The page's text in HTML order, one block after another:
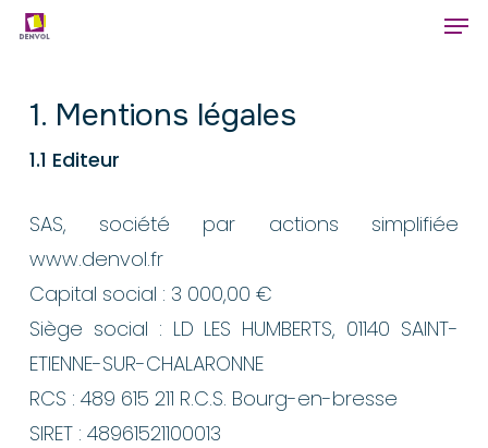
Skip
content
1. Mentions légales
1.1 Editeur
SAS, société par actions simplifiée
www.denvol.fr
Capital social : 3 000,00 €
Siège social : LD LES HUMBERTS, 01140 SAINT-
ETIENNE-SUR-CHALARONNE
RCS : 489 615 211 R.C.S. Bourg-en-bresse
SIRET : 48961521100013